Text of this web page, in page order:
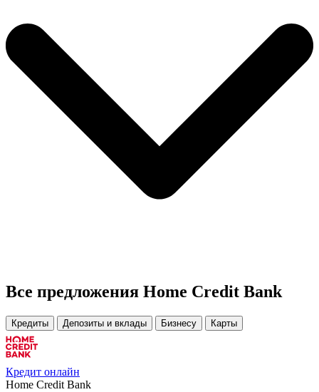
Все предложения Home Credit Bank
Кредиты Депозиты и вклады Бизнесу Карты
Кредит онлайн
Home Credit Bank